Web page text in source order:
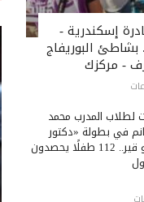
إسكندرية -
بشاطئ البوريفاج
- مركزك
لطلاب المدرب محمد
في بطولة «دكتور
ماث» بأبو قير.. 112 طفلًا يحصدون